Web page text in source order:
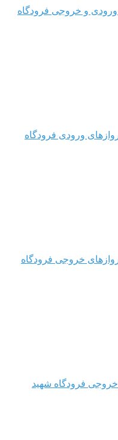
ورودی و خروجی فرودگاه
ورودی فرودگاه
خروجی فرودگاه
فرودگاه شهید